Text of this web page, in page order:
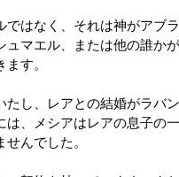
はなく、それは神がアブ
マエル、または他の誰か
す。
し、レアとの結婚がラバ
、メシアはレアの息子の
んでした。